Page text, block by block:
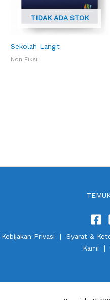
TIDAK ADA STOK
Sekolah Langit
Non Fiksi
Kebijakan Privasi | Syarat &
Kami |